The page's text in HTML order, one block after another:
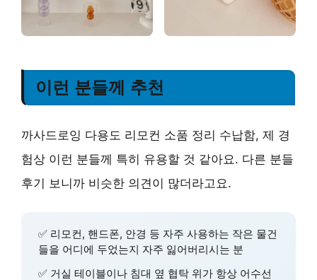
이런 분들께 추천
까사드로잉 다용도 리모컨 소품 정리 수납함, 제 경
험상 이런 분들께 특히 유용할 것 같아요. 다른 분들
후기 보니까 비슷한 의견이 많더라고요.
✅ 리모컨, 핸드폰, 안경 등 자주 사용하는 작은 물건
들을 어디에 두었는지 자주 잃어버리시는 분
✅ 거실 테이블이나 침대 옆 협탁 위가 항상 어수선